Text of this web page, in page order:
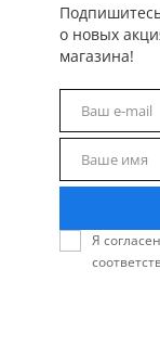
о новых
магазина!
Email
Ваш e-mail
Name
Ваше имя
Я